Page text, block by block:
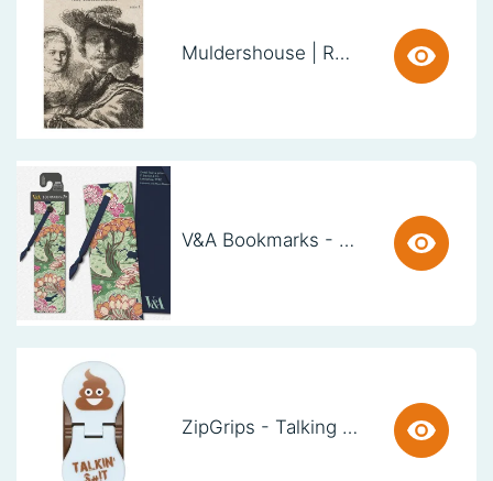
Muldershouse | Rembrandt
V&A Bookmarks - Art Nouveau Trees (set van 3)
ZipGrips - Talking SH!t